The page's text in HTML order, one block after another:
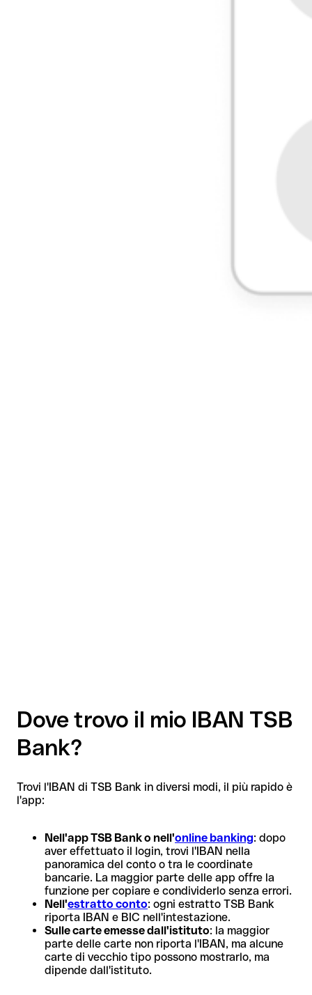
Dove trovo il mio IBAN TSB
Bank?
Trovi l'IBAN di TSB Bank in diversi modi, il più rapido è
l'app:
Nell'app TSB Bank o nell'online banking: dopo
aver effettuato il login, trovi l'IBAN nella
panoramica del conto o tra le coordinate
bancarie. La maggior parte delle app offre la
funzione per copiare e condividerlo senza errori.
Nell'estratto conto: ogni estratto TSB Bank
riporta IBAN e BIC nell'intestazione.
Sulle carte emesse dall'istituto: la maggior
parte delle carte non riporta l'IBAN, ma alcune
carte di vecchio tipo possono mostrarlo, ma
dipende dall'istituto.